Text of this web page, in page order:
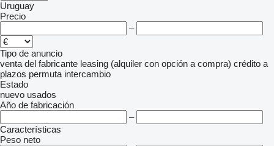
Uruguay
Precio
–
Tipo de anuncio
venta del fabricante leasing (alquiler con opción a compra) crédito a
plazos permuta intercambio
Estado
nuevo usados
Año de fabricación
–
Características
Peso neto